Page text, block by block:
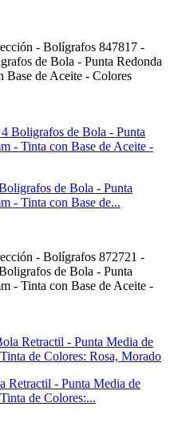
- Bolígrafos 847817 -
de Bola - Punta Redonda
Base de Aceite - Colores
de Bola - Punta
- Tinta con Base de...
- Bolígrafos 872721 -
de Bola - Punta
- Tinta con Base de Aceite -
Retractil - Punta Media de
de Colores:...